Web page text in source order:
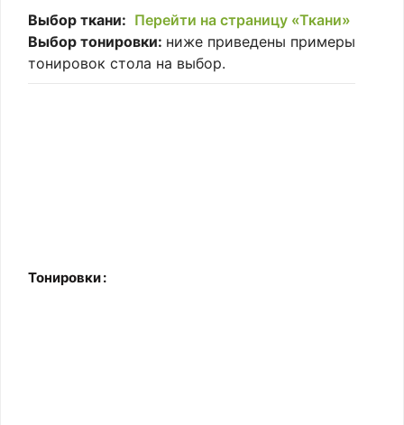
Выбор ткани: Перейти на страницу «Ткани»
Выбор тонировки: ниже приведены примеры
тонировок стола на выбор.
Тонировки